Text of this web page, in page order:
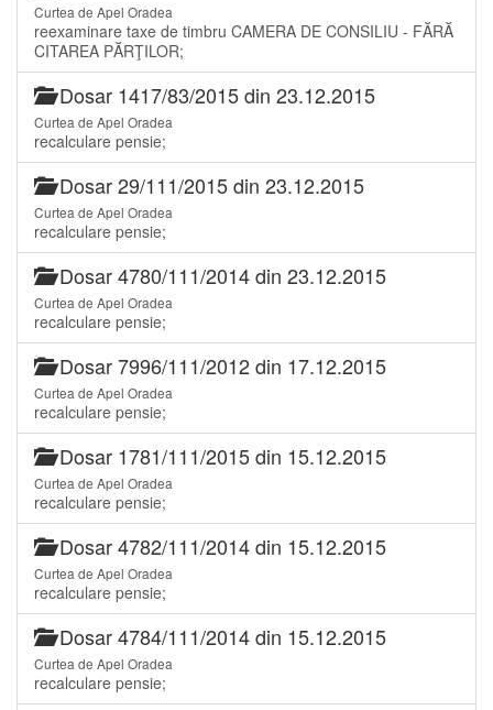
Curtea de Apel Oradea
reexaminare taxe de timbru CAMERA DE CONSILIU - FĂRĂ
CITAREA PĂRŢILOR;
Dosar 1417/83/2015 din 23.12.2015
Curtea de Apel Oradea
recalculare pensie;
Dosar 29/111/2015 din 23.12.2015
Curtea de Apel Oradea
recalculare pensie;
Dosar 4780/111/2014 din 23.12.2015
Curtea de Apel Oradea
recalculare pensie;
Dosar 7996/111/2012 din 17.12.2015
Curtea de Apel Oradea
recalculare pensie;
Dosar 1781/111/2015 din 15.12.2015
Curtea de Apel Oradea
recalculare pensie;
Dosar 4782/111/2014 din 15.12.2015
Curtea de Apel Oradea
recalculare pensie;
Dosar 4784/111/2014 din 15.12.2015
Curtea de Apel Oradea
recalculare pensie;